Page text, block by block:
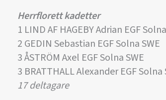
Herrflorett kadetter
1 LIND AF HAGEBY Adrian EGF
2 GEDIN Sebastian EGF Solna SWE
3 ÅSTRÖM Axel EGF Solna SWE
3 BRATTHALL Alexander EGF Solna
17 deltagare